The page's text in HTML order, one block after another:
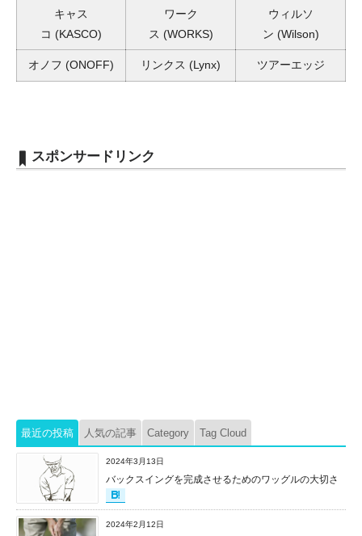
キャス
コ (KASCO)
ワーク
ス (WORKS)
ウィルソ
ン (Wilson)
オノフ (ONOFF) リンクス (Lynx) ツアーエッジ
スポンサードリンク
最近の投稿 人気の記事 Category Tag Cloud
2024年3月13日
バックスイングを完成させるためのワッグルの大切さ
2024年2月12日